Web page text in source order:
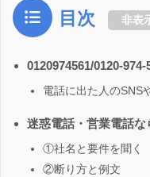
目次 非表
0120974561/0120-
電話に出た人のSNS
迷惑電話・営業電話
①社名と要件を聞く
②断り方と例文